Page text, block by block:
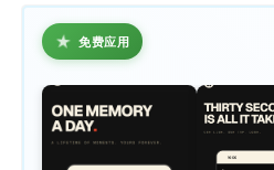
★ 免费应用